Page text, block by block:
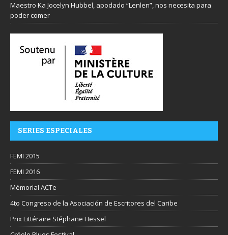
Maestro Ka Jocelyn Hubbel, apodado “Lenlen”, nos necesita para
poder comer
SERIES ESPECIALES
FEMI 2015
FEMI 2016
Mémorial ACTe
4to Congreso de la Asociación de Escritores del Caribe
Prix Littéraire Stéphane Hessel